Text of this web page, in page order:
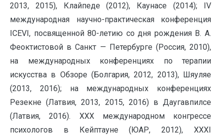
2013, 2015), Клайпеде (2012), Каунасе (2014); IV
международная научно-практическая конференция
ICEVI, посвященной 80-летию со дня рождения В. А.
Феоктистовой в Санкт — Петербурге (Россия, 2010),
на международных конференциях по терапии
искусства в Обзоре (Болгария, 2012, 2013), Шяуляе
(2013, 2016); на международных конференциях
Резекне (Латвия, 2013, 2015, 2016) в Даугавпилсе
(Латвия, 2016). XXX международном конгрессе
психологов в Кейптауне (ЮАР, 2012), XXXI